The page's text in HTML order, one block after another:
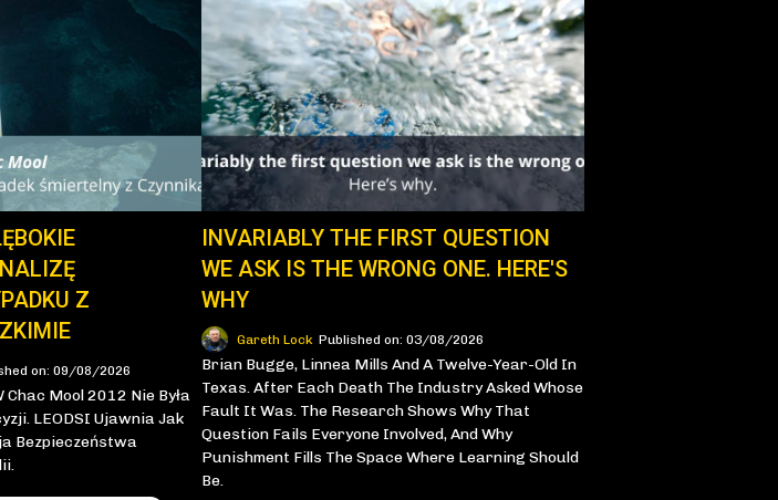
Z
on: 09/08/2026
Mool 2012 Nie Była
LEODSI Ujawnia Jak
Bezpieczeństwa
INVARIABLY THE FIRST QUESTION
WE ASK IS THE WRONG ONE. HERE'S
WHY
Gareth Lock Published on: 03/08/2026
Brian Bugge, Linnea Mills And A Twelve-Year-Old In
Texas. After Each Death The Industry Asked Whose
Fault It Was. The Research Shows Why That
Question Fails Everyone Involved, And Why
Punishment Fills The Space Where Learning Should
Be.